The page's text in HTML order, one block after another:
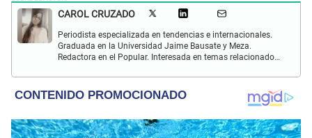
CAROL CRUZADO
Periodista especializada en tendencias e internacionales.
Graduada en la Universidad Jaime Bausate y Meza.
Redactora en el Popular. Interesada en temas relacionados
comunidades nativas y apoyo social.